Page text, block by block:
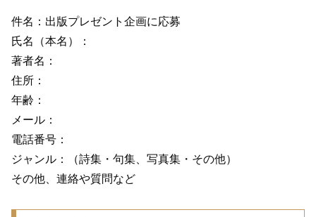
件名：出版プレゼント企画に応募
氏名（本名）：
著者名：
住所：
年齢：
メール：
電話番号：
ジャンル：（詩集・句集、写真集・その他）
その他、連絡や質問など